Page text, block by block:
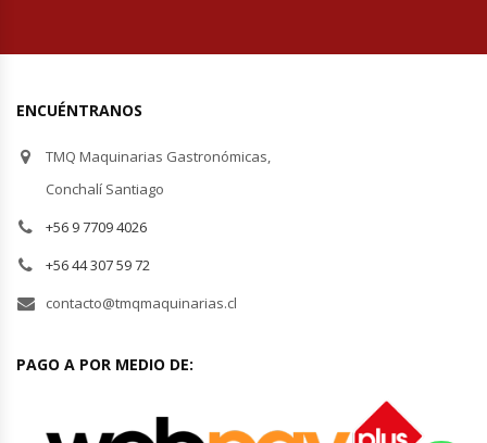
Mesones Refrigerados
Mesones Saladette
Moledoras De Carne
Mural De Lácteos
Ofertas Del Mes
ENCUÉNTRANOS
TMQ Maquinarias Gastronómicas,
Conchalí Santiago
+56 9 7709 4026
+56 44 307 59 72
contacto@tmqmaquinarias.cl
PAGO A POR MEDIO DE: